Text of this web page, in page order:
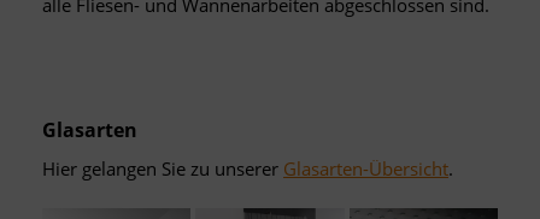
Glasarten
Hier gelangen Sie zu unserer Glasarten-Übersicht.